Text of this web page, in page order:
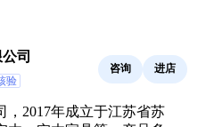
司
验
咨询 进店
，2017年成立于江苏省苏